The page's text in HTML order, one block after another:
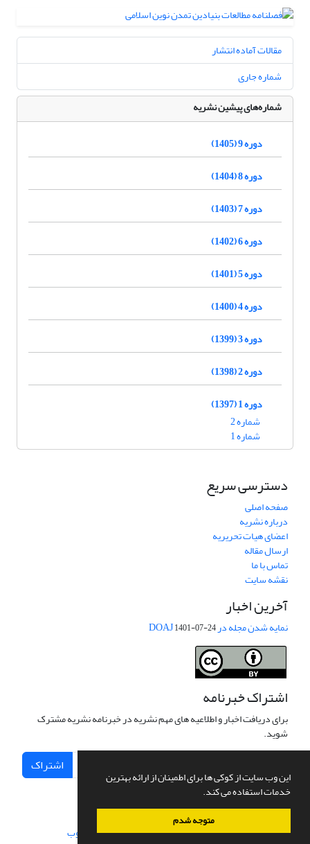
این وب سایت از کوکی ها برای اطمینان از ارائه بهترین
خدمات استفاده می کند.
متوجه شدم
مقالات آماده انتشار
شماره جاری
شماره‌های پیشین نشریه
دوره 9 (1405)
دوره 8 (1404)
دوره 7 (1403)
دوره 6 (1402)
دوره 5 (1401)
دوره 4 (1400)
دوره 3 (1399)
دوره 2 (1398)
دوره 1 (1397)
شماره 2
شماره 1
دسترسی سریع
صفحه اصلی
درباره نشریه
اعضای هیات تحریریه
ارسال مقاله
تماس با ما
نقشه سایت
آخرین اخبار
نمایه شدن مجله در DOAJ1401-07-24
اشتراک خبرنامه
برای دریافت اخبار و اطلاعیه های مهم نشریه در خبرنامه نشریه مشترک
شوید.
اشتراک
سامانه مدیریت نشریات علمی.طراحی و پیاده سازی از سیناوب